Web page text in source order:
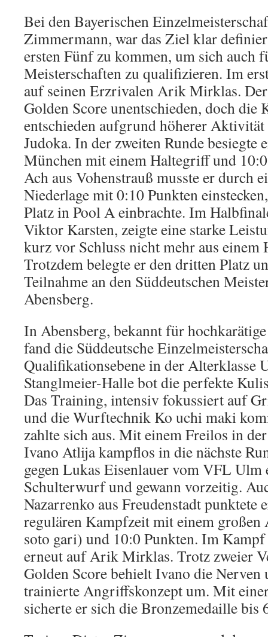
Bei den Bayerischen
Zimmermann, war das Ziel klar
ersten Fünf zu kommen, um sich auch
Meisterschaften zu qualifizieren. Im
auf seinen Erzrivalen Arik Mirklas.
Golden Score unentschieden, doch die
entschieden aufgrund höherer
Judoka. In der zweiten Runde besiegte
München mit einem Haltegriff und 10:0
Ach aus Vohenstrauß musste er durch
Niederlage mit 0:10 Punkten
Platz in Pool A einbrachte. Im
Viktor Karsten, zeigte eine starke
kurz vor Schluss nicht mehr aus
Trotzdem belegte er den dritten Platz
Teilnahme an den Süddeutschen
Abensberg.
In Abensberg, bekannt für
fand die Süddeutsche
Qualifikationsebene in der Alterklasse
Stanglmeier-Halle bot die perfekte
Das Training, intensiv fokussiert auf
und die Wurftechnik Ko uchi maki
zahlte sich aus. Mit einem Freilos in
Ivano Atlija kampflos in die nächste
gegen Lukas Eisenlauer vom VFL Ulm
Schulterwurf und gewann vorzeitig.
Nazarrenko aus Freudenstadt punktete
regulären Kampfzeit mit einem
soto gari) und 10:0 Punkten. Im
erneut auf Arik Mirklas. Trotz zweier
Golden Score behielt Ivano die Nerven
trainierte Angriffskonzept um. Mit
sicherte er sich die Bronzemedaille bis